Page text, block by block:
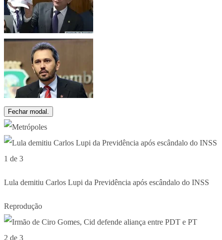
Fechar modal.
1 de 3
Lula demitiu Carlos Lupi da Previdência após escândalo do INSS
Reprodução
2 de 3